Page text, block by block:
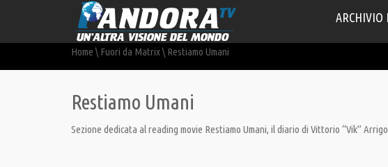
ARCHIVIO
Home \ Fuori da Matrix\ Restiamo Umani
Restiamo Umani
Sezione dedicata al reading movie Restiamo Umani, il diario di Vittorio “Vik”